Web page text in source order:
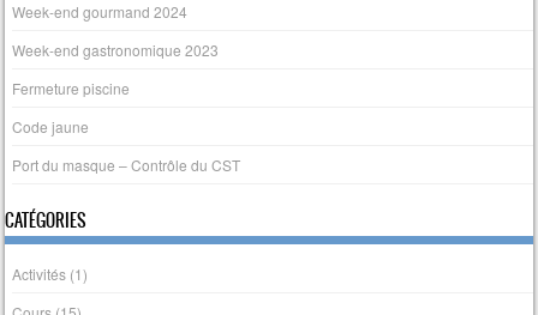
Week-end gourmand 2024
Week-end gastronomique 2023
Fermeture piscine
Code jaune
Port du masque – Contrôle du CST
CATÉGORIES
Activités (1)